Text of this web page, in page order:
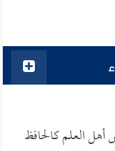
العلم كالحافظ